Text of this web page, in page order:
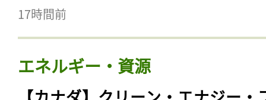
17時間前
エネルギー・資源